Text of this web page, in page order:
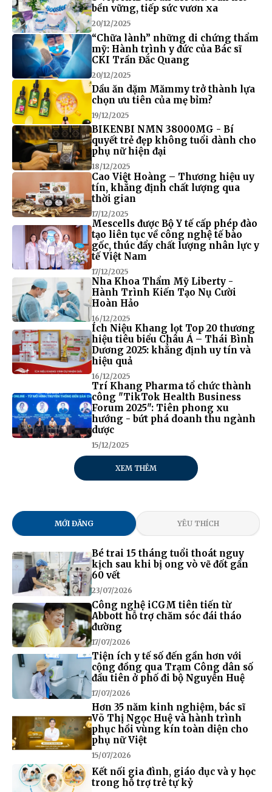
bền vững, tiếp sức vươn xa
20/12/2025
“Chữa lành” những di chứng thẩm
mỹ: Hành trình y đức của Bác sĩ
CKI Trần Đắc Quang
20/12/2025
Dầu ăn dặm Mămmy trở thành lựa
chọn ưu tiên của mẹ bỉm?
19/12/2025
BIKENBI NMN 38000MG - Bí
quyết trẻ đẹp không tuổi dành cho
phụ nữ hiện đại
18/12/2025
Cao Việt Hoàng – Thương hiệu uy
tín, khẳng định chất lượng qua
thời gian
17/12/2025
Mescells được Bộ Y tế cấp phép đào
tạo liên tục về công nghệ tế bào
gốc, thúc đẩy chất lượng nhân lực y
tế Việt Nam
17/12/2025
Nha Khoa Thẩm Mỹ Liberty -
Hành Trình Kiến Tạo Nụ Cười
Hoàn Hảo
16/12/2025
Ích Niệu Khang lọt Top 20 thương
hiệu tiêu biểu Châu Á – Thái Bình
Dương 2025: khẳng định uy tín và
hiệu quả
16/12/2025
Trí Khang Pharma tổ chức thành
công "TikTok Health Business
Forum 2025": Tiên phong xu
hướng - bứt phá doanh thu ngành
dược
15/12/2025
XEM THÊM
MỚI ĐĂNG YÊU THÍCH
Bé trai 15 tháng tuổi thoát nguy
kịch sau khi bị ong vò vẽ đốt gần
60 vết
23/07/2026
Công nghệ iCGM tiên tiến từ
Abbott hỗ trợ chăm sóc đái tháo
đường
17/07/2026
Tiện ích y tế số đến gần hơn với
cộng đồng qua Trạm Công dân số
đầu tiên ở phố đi bộ Nguyễn Huệ
17/07/2026
Hơn 35 năm kinh nghiệm, bác sĩ
Võ Thị Ngọc Huệ và hành trình
phục hồi vùng kín toàn diện cho
phụ nữ Việt
15/07/2026
Kết nối gia đình, giáo dục và y học
trong hỗ trợ trẻ tự kỷ